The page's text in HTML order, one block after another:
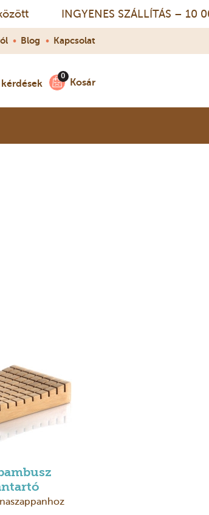
INGYENES SZÁLLÍTÁS – 10
• Blog • Kapcsolat
Kosár